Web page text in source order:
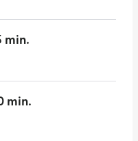
min.
min.